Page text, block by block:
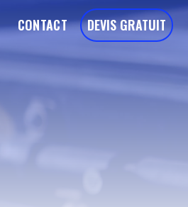
CONTACT DEVIS GRATUIT